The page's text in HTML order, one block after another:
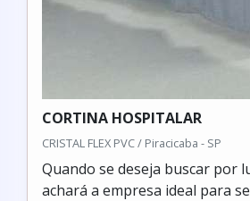
CORTINA HOSPITALAR
CRISTAL FLEX PVC / Piracicaba - SP
Quando se deseja buscar por
achará a empresa ideal para